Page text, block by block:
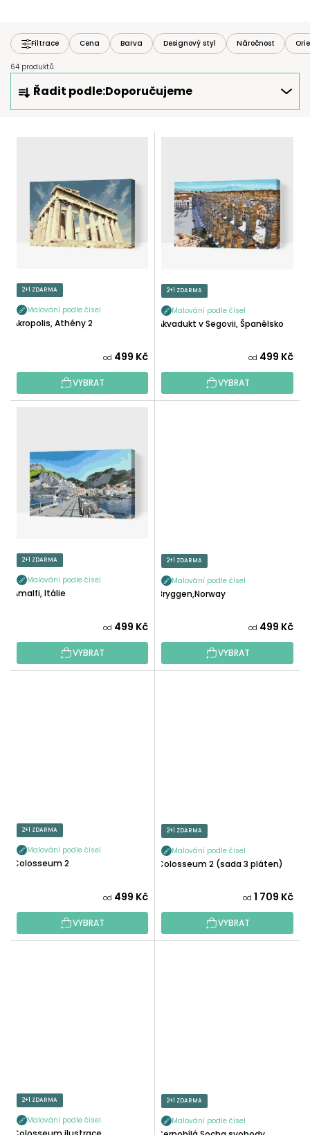
Filtrace Cena Barva Designový styl Náročnost
64 produktů
Z
T
Ů
Řadit podle:Doporučujeme
U
K
T
2+1 ZDARMA
Malování podle čísel
Akropolis, Athény 2
od 499 Kč
VYBRAT
2+1 ZDARMA
Malování podle čísel
Akvadukt v Segovii, Španělsko
od 499 Kč
VYBRAT
2+1 ZDARMA
Malování podle čísel
Amalfi, Itálie
od 499 Kč
VYBRAT
2+1 ZDARMA
Malování podle čísel
Bryggen,Norway
od 499 Kč
VYBRAT
2+1 ZDARMA
Malování podle čísel
Colosseum 2
od 499 Kč
VYBRAT
2+1 ZDARMA
Malování podle čísel
Colosseum 2 (sada 3 pláten)
od 1 709 Kč
VYBRAT
2+1 ZDARMA
Malování podle čísel
2+1 ZDARMA
Malování podle čísel